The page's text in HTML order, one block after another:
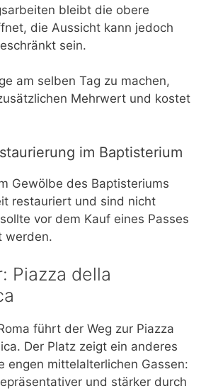
bleibt die obere
die Aussicht kann jedoch
sein.
am selben Tag zu machen,
Mehrwert und kostet
im Baptisterium
Gewölbe des Baptisteriums
restauriert und sind nicht
vor dem Kauf eines Passes
werden.
Piazza della
führt der Weg zur Piazza
Der Platz zeigt ein anderes
engen mittelalterlichen Gassen:
und stärker durch